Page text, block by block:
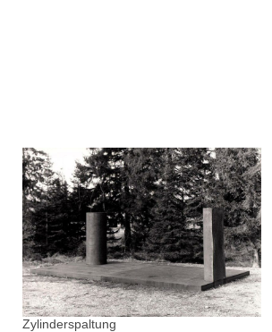
Zylinderspaltung